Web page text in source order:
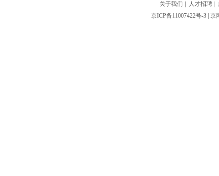
关于我们 人才招聘
京ICP备11007422号-3 |